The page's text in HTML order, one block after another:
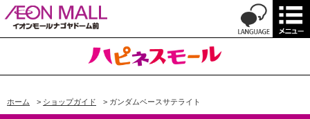
ホーム > ショップガイド > ガンダムベースサテライト